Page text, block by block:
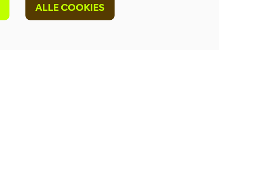
ALLE COOKIES